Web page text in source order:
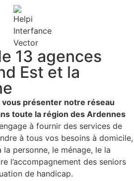
13 agences
Est et la
présenter notre réseau
toute la région des Ardennes
à fournir des services de
à tous vos besoins à domicile,
la personne, le ménage, le la
l’accompagnement des seniors
de handicap.